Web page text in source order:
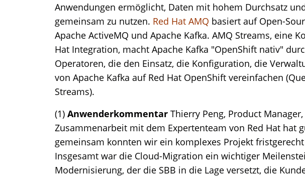
Anwendungen ermöglicht, Daten mit hohem Durchsatz
gemeinsam zu nutzen. Red Hat AMQ basiert auf Open-
Apache ActiveMQ und Apache Kafka. AMQ Streams, eine
Hat Integration, macht Apache Kafka "OpenShift nativ"
Operatoren, die den Einsatz, die Konfiguration, die
von Apache Kafka auf Red Hat OpenShift vereinfachen
Streams).
(1) Anwenderkommentar Thierry Peng, Product Manager,
Zusammenarbeit mit dem Expertenteam von Red Hat hat
gemeinsam konnten wir ein komplexes Projekt
Insgesamt war die Cloud-Migration ein wichtiger
Modernisierung, der die SBB in die Lage versetzt, die